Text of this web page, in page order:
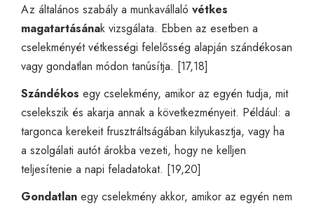
Az általános szabály a munkavállaló vétkes
magatartásának vizsgálata. Ebben az esetben a
cselekményét vétkességi felelősség alapján szándékosan
vagy gondatlan módon tanúsítja. [17,18]
Szándékos egy cselekmény, amikor az egyén tudja, mit
cselekszik és akarja annak a következményeit. Például: a
targonca kerekeit frusztráltságában kilyukasztja, vagy ha
a szolgálati autót árokba vezeti, hogy ne kelljen
teljesítenie a napi feladatokat. [19,20]
Gondatlan egy cselekmény akkor, amikor az egyén nem